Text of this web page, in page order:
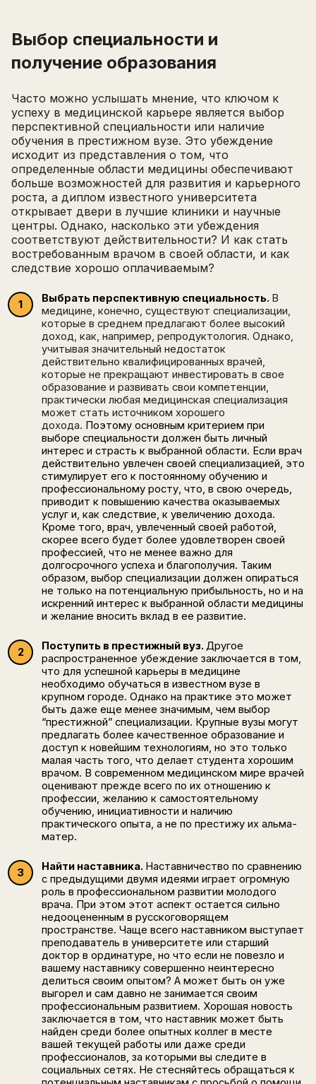
Выбор специальности и
получение образования
Часто можно услышать мнение, что ключом к
успеху в медицинской карьере является выбор
перспективной специальности или наличие
обучения в престижном вузе. Это убеждение
исходит из представления о том, что
определенные области медицины обеспечивают
больше возможностей для развития и карьерного
роста, а диплом известного университета
открывает двери в лучшие клиники и научные
центры. Однако, насколько эти убеждения
соответствуют действительности? И как стать
востребованным врачом в своей области, и как
следствие хорошо оплачиваемым?
Выбрать перспективную специальность. В
медицине, конечно, существуют специализации,
которые в среднем предлагают более высокий
доход, как, например, репродуктология. Однако,
учитывая значительный недостаток
действительно квалифицированных врачей,
которые не прекращают инвестировать в свое
образование и развивать свои компетенции,
практически любая медицинская специализация
может стать источником хорошего
дохода. Поэтому основным критерием при
выборе специальности должен быть личный
интерес и страсть к выбранной области. Если врач
действительно увлечен своей специализацией, это
стимулирует его к постоянному обучению и
профессиональному росту, что, в свою очередь,
приводит к повышению качества оказываемых
услуг и, как следствие, к увеличению дохода.
Кроме того, врач, увлеченный своей работой,
скорее всего будет более удовлетворен своей
профессией, что не менее важно для
долгосрочного успеха и благополучия. Таким
образом, выбор специализации должен опираться
не только на потенциальную прибыльность, но и на
искренний интерес к выбранной области медицины
и желание вносить вклад в ее развитие.
Поступить в престижный вуз. Другое
распространенное убеждение заключается в том,
что для успешной карьеры в медицине
необходимо обучаться в известном вузе в
крупном городе. Однако на практике это может
быть даже еще менее значимым, чем выбор
“престижной” специализации. Крупные вузы могут
предлагать более качественное образование и
доступ к новейшим технологиям, но это только
малая часть того, что делает студента хорошим
врачом. В современном медицинском мире врачей
оценивают прежде всего по их отношению к
профессии, желанию к самостоятельному
обучению, инициативности и наличию
практического опыта, а не по престижу их альма-
матер.
Найти наставника. Наставничество по сравнению
с предыдущими двумя идеями играет огромную
роль в профессиональном развитии молодого
врача. При этом этот аспект остается сильно
недооцененным в русскоговорящем
пространстве. Чаще всего наставником выступает
преподаватель в университете или старший
доктор в ординатуре, но что если не повезло и
вашему наставнику совершенно неинтересно
делиться своим опытом? А может быть он уже
выгорел и сам давно не занимается своим
профессиональным развитием. Хорошая новость
заключается в том, что наставник может быть
найден среди более опытных коллег в месте
вашей текущей работы или даже среди
профессионалов, за которыми вы следите в
социальных сетях. Не стесняйтесь обращаться к